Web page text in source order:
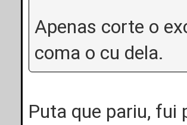
Apenas corte o
coma o cu dela.
Puta que pariu, fui